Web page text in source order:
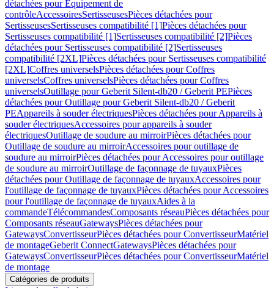
détachées pour Equipement de
contrôleAccessoiresSertisseusesPièces détachées pour
SertisseusesSertisseuses compatibilité [1]Pièces détachées pour
Sertisseuses compatibilité [1]Sertisseuses compatibilité [2]Pièces
détachées pour Sertisseuses compatibilité [2]Sertisseuses
compatibilité [2XL]Pièces détachées pour Sertisseuses compatibilité
[2XL]Coffres universelsPièces détachées pour Coffres
universelsCoffres universelsPièces détachées pour Coffres
universelsOutillage pour Geberit Silent-db20 / Geberit PEPièces
détachées pour Outillage pour Geberit Silent-db20 / Geberit
PEAppareils à souder électriquesPièces détachées pour Appareils à
souder électriquesAccessoires pour appareils à souder
électriquesOutillage de soudure au mirroirPièces détachées pour
Outillage de soudure au mirroirAccessoires pour outillage de
soudure au mirroirPièces détachées pour Accessoires pour outillage
de soudure au mirroirOutillage de façonnage de tuyauxPièces
détachées pour Outillage de façonnage de tuyauxAccessoires pour
l'outillage de façonnage de tuyauxPièces détachées pour Accessoires
pour l'outillage de façonnage de tuyauxAides à la
commandeTélécommandesComposants réseauPièces détachées pour
Composants réseauGatewaysPièces détachées pour
GatewaysConvertisseurPièces détachées pour ConvertisseurMatériel
de montageGeberit ConnectGatewaysPièces détachées pour
GatewaysConvertisseurPièces détachées pour ConvertisseurMatériel
de montage
Catégories de produits